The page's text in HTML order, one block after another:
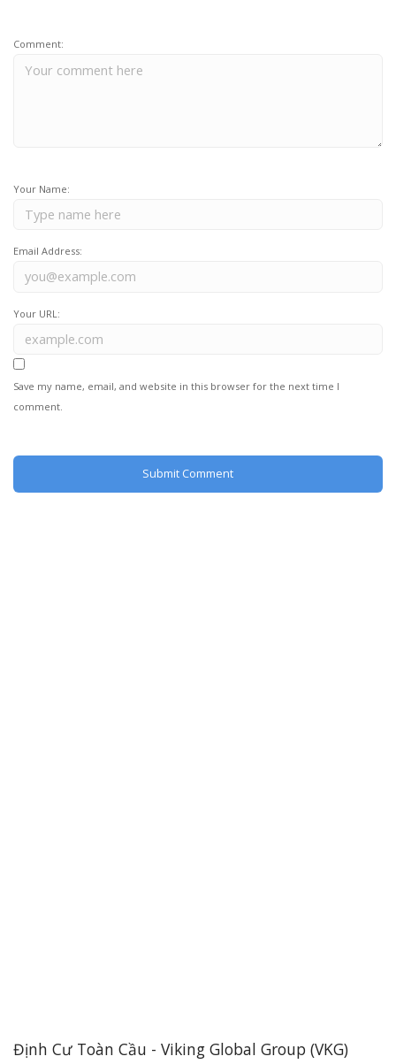
Comment:
Your Name:
Email Address:
Your URL:
Save my name, email, and website in this browser for the next time I
comment.
Định Cư Toàn Cầu - Viking Global Group (VKG)